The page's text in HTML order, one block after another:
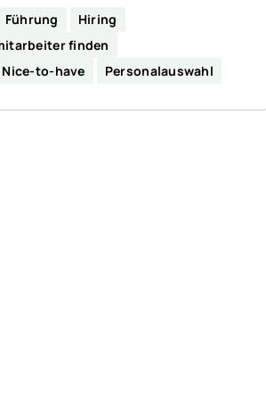
Führung
Hiring
finden
Nice-to-have
Personalauswahl